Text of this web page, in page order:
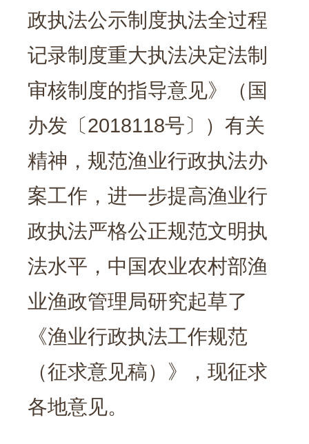
政执法公示制度执法全过程
记录制度重大执法决定法制
审核制度的指导意见》（国
办发〔2018118号〕）有关
精神，规范渔业行政执法办
案工作，进一步提高渔业行
政执法严格公正规范文明执
法水平，中国农业农村部渔
业渔政管理局研究起草了
《渔业行政执法工作规范
（征求意见稿）》，现征求
各地意见。